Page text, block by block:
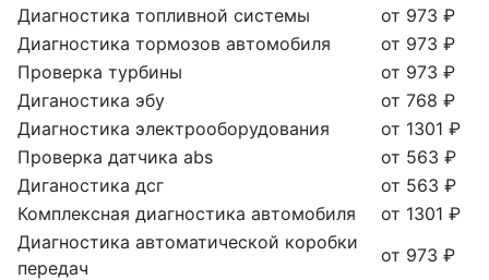
Диагностика топливной системы
от 973 ₽
Диагностика тормозов автомобиля
от 973 ₽
Проверка турбины
от 973 ₽
Диганостика эбу
от 768 ₽
Диагностика электрооборудования
от 1301 ₽
Проверка датчика abs
от 563 ₽
Диганостика дсг
от 563 ₽
Комплексная диагностика автомобиля
от 1301 ₽
Диагностика автоматической коробки
передач
от 973 ₽